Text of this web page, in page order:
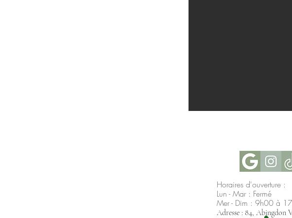
Horaires d'ouverture :
Lun - Mar : Fermé
Mer - Dim : 9h00 à
Adresse : 84, Abingdon